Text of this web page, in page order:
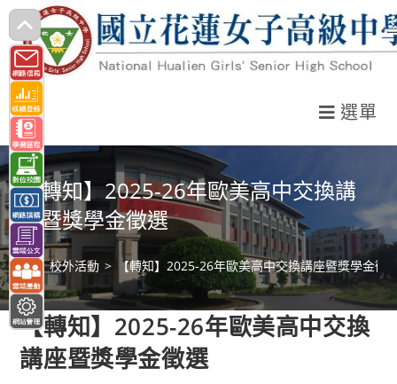
跳
轉
至
主
要
內
容
選單
【轉知】2025-26年歐美高中交換講
座暨獎學金徵選
> 校外活動 > 【轉知】2025-26年歐美高中交換講座暨獎學金徵
【轉知】2025-26年歐美高中交換
講座暨獎學金徵選